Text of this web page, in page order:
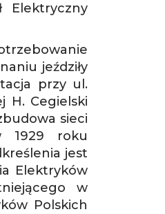
Elektryczny
jeździły
przy ul.
H. Cegielski
sieci
1929 roku
jest
Elektryków
w
Polskich